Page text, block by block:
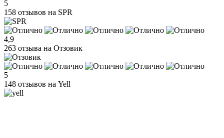
5
158 отзывов на SPR
4,9
263 отзыва на Отзовик
5
148 отзывов на Yell